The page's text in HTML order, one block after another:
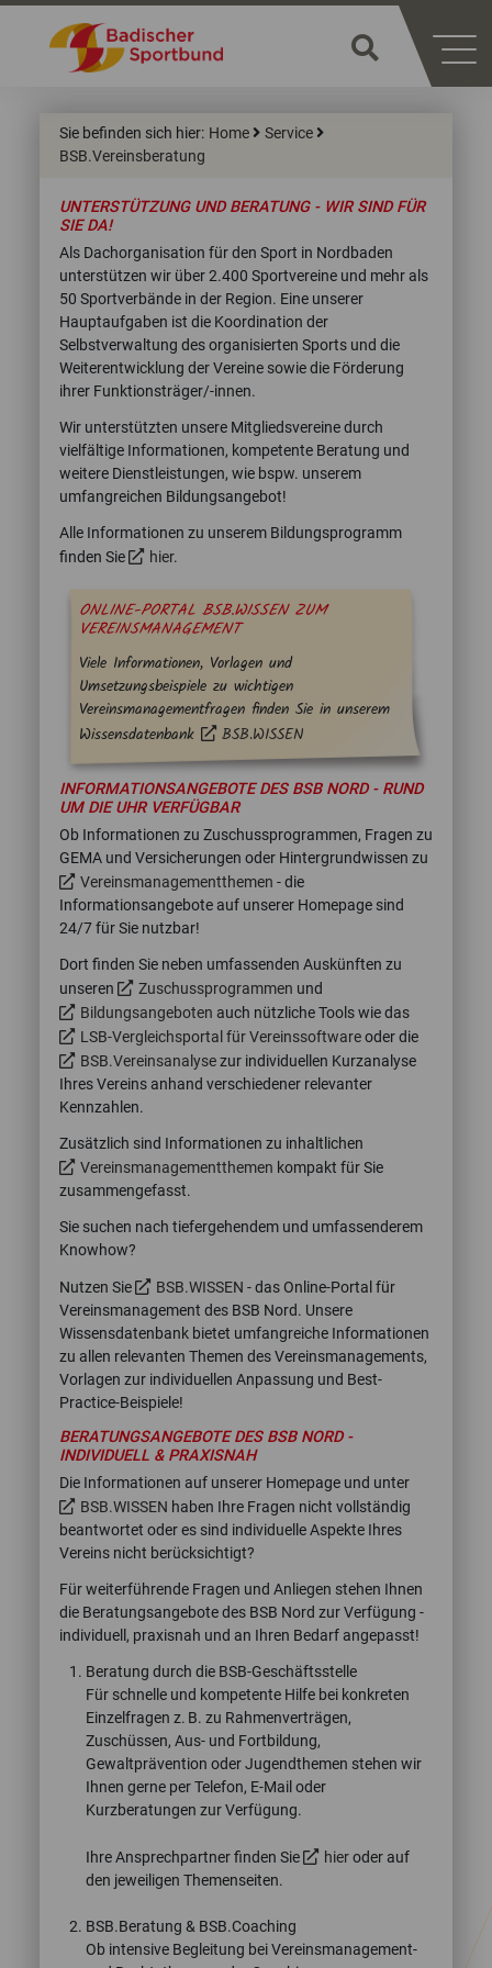
Sie befinden sich hier: Home
Service
BSB.Vereinsberatung
UNTERSTÜTZUNG UND BERATUNG - WIR SIND FÜR
SIE DA!
Als Dachorganisation für den Sport in Nordbaden
unterstützen wir über 2.400 Sportvereine und mehr als
50 Sportverbände in der Region. Eine unserer
Hauptaufgaben ist die Koordination der
Selbstverwaltung des organisierten Sports und die
Weiterentwicklung der Vereine sowie die Förderung
ihrer Funktionsträger/-innen.
Wir unterstützten unsere Mitgliedsvereine durch
vielfältige Informationen, kompetente Beratung und
weitere Dienstleistungen, wie bspw. unserem
umfangreichen Bildungsangebot!
Alle Informationen zu unserem Bildungsprogramm
finden Sie
hier.
ONLINE-PORTAL BSB.WISSEN ZUM
VEREINSMANAGEMENT
Viele Informationen, Vorlagen und
Umsetzungsbeispiele zu wichtigen
Vereinsmanagementfragen finden Sie in unserem
Wissensdatenbank
BSB.WISSEN
INFORMATIONSANGEBOTE DES BSB NORD - RUND
UM DIE UHR VERFÜGBAR
Ob Informationen zu Zuschussprogrammen, Fragen zu
GEMA und Versicherungen oder Hintergrundwissen zu
Vereinsmanagementthemen - die
Informationsangebote auf unserer Homepage sind
24/7 für Sie nutzbar!
Dort finden Sie neben umfassenden Auskünften zu
unseren
Zuschussprogrammen und
Bildungsangeboten auch nützliche Tools wie das
LSB-Vergleichsportal für Vereinssoftwareoder die
BSB.Vereinsanalysezur individuellen Kurzanalyse
Ihres Vereins anhand verschiedener relevanter
Kennzahlen.
Zusätzlich sind Informationen zu inhaltlichen
Vereinsmanagementthemen kompakt für Sie
zusammengefasst.
Sie suchen nach tiefergehendem und umfassenderem
Knowhow?
Nutzen Sie
BSB.WISSEN - das Online-Portal für
Vereinsmanagement des BSB Nord. Unsere
Wissensdatenbank bietet umfangreiche Informationen
zu allen relevanten Themen des Vereinsmanagements,
Vorlagen zur individuellen Anpassung und Best-
Practice-Beispiele!
BERATUNGSANGEBOTE DES BSB NORD -
INDIVIDUELL & PRAXISNAH
Die Informationen auf unserer Homepage und unter
BSB.WISSEN haben Ihre Fragen nicht vollständig
beantwortet oder es sind individuelle Aspekte Ihres
Vereins nicht berücksichtigt?
Für weiterführende Fragen und Anliegen stehen Ihnen
die Beratungsangebote des BSB Nord zur Verfügung -
individuell, praxisnah und an Ihren Bedarf angepasst!
Beratung durch die BSB-Geschäftsstelle
Für schnelle und kompetente Hilfe bei konkreten
Einzelfragen z. B. zu Rahmenverträgen,
Zuschüssen, Aus- und Fortbildung,
Gewaltprävention oder Jugendthemen stehen wir
Ihnen gerne per Telefon, E-Mail oder
Kurzberatungen zur Verfügung.
Ihre Ansprechpartner finden Sie hieroder auf
den jeweiligen Themenseiten.
BSB.Beratung & BSB.Coaching
Ob intensive Begleitung bei Vereinsmanagement-